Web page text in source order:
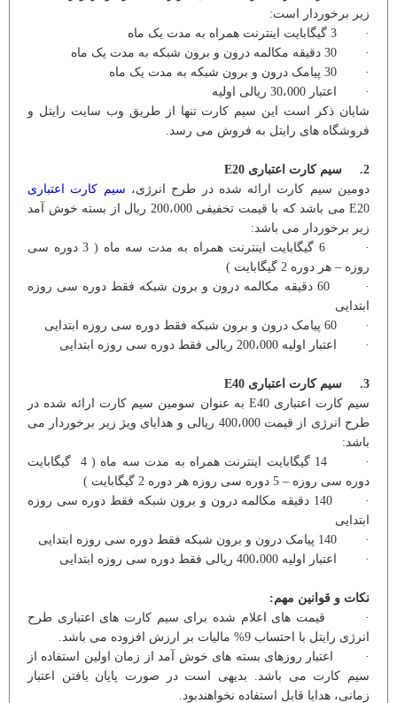
زیر برخوردار است:
· 3 گیگابایت اینترنت همراه به مدت یک ماه
· 30 دقیقه مکالمه درون و برون شبکه به مدت یک ماه
· 30 پیامک درون و برون شبکه به مدت یک ماه
· اعتبار 30،000 ریالی اولیه
شایان ذکر است این سیم کارت تنها از طریق وب سایت رایتل و
فروشگاه های رایتل به فروش می رسد.
2. سیم کارت اعتباری E20
دومین سیم کارت ارائه شده در طرح انرژی، سیم کارت اعتباری
E20 می باشد که با قیمت تخفیفی 200،000 ریال از بسته خوش آمد
زیر برخوردار می باشد:
· 6 گیگابایت اینترنت همراه به مدت سه ماه ( 3 دوره سی
روزه – هر دوره 2 گیگابایت )
· 60 دقیقه مکالمه درون و برون شبکه فقط دوره سی روزه
ابتدایی
· 60 پیامک درون و برون شبکه فقط دوره سی روزه ابتدایی
· اعتبار اولیه 200،000 ریالی فقط دوره سی روزه ابتدایی
3. سیم کارت اعتباری E40
سیم کارت اعتباری E40 به عنوان سومین سیم کارت ارائه شده در
طرح انرژی از قیمت 400،000 ریالی و هدایای ویژ زیر برخوردار می
باشد:
· 14 گیگابایت اینترنت همراه به مدت سه ماه ( 4 گیگابایت
دوره سی روزه – 5 دوره سی روزه هر دوره 2 گیگابایت )
· 140 دقیقه مکالمه درون و برون شبکه فقط دوره سی روزه
ابتدایی
· 140 پیامک درون و برون شبکه فقط دوره سی روزه ابتدایی
· اعتبار اولیه 400،000 ریالی فقط دوره سی روزه ابتدایی
نکات و قوانین مهم:
· قیمت های اعلام شده برای سیم کارت های اعتباری طرح
انرژی رایتل با احتساب 9% مالیات بر ارزش افزوده می باشد.
· اعتبار روزهای بسته های خوش آمد از زمان اولین استفاده از
سیم کارت می باشد. بدیهی است در صورت پایان یافتن اعتبار
زمانی، هدایا قابل استفاده نخواهندبود.